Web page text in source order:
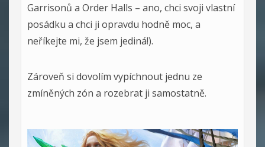
Garrisonů a Order Halls – ano, chci svoji vlastní
posádku a chci ji opravdu hodně moc, a
neříkejte mi, že jsem jediná!).
Zároveň si dovolím vypíchnout jednu ze
zmíněných zón a rozebrat ji samostatně.